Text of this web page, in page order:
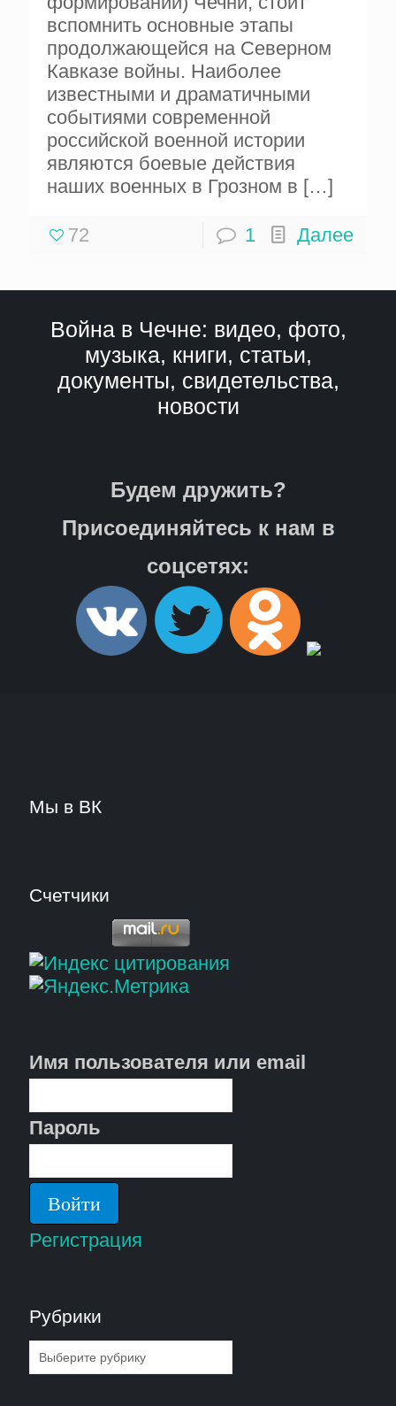
вспомнить основные этапы
продолжающейся на Северном
Кавказе войны. Наиболее
известными и драматичными
событиями современной
российской военной истории
являются боевые действия
наших военных в Грозном в […]
72 1 Далее
Война в Чечне: видео, фото,
музыка, книги, статьи,
документы, свидетельства,
новости
Будем дружить?
Присоединяйтесь к нам в
соцсетях:
Мы в ВК
Счетчики
Имя пользователя или email
Пароль
Регистрация
Рубрики
Рубрики